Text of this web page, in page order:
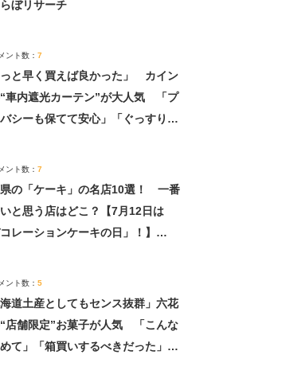
ぼリサーチ
ント数： 7
っと早く買えば良かった」 カイン
車内遮光カーテン”が大人気 「プ
シーも保てて安心」「ぐっすり眠
ント数： 7
の「ケーキ」の名店10選！ 一番
と思う店はどこ？【7月12日は
コレーションケーキの日」！】
ント数： 5
海道土産としてもセンス抜群」六花
店舗限定”お菓子が人気 「こんな
て」「箱買いするべきだった」